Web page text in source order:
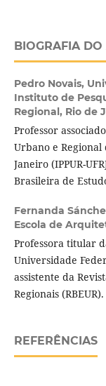
BIOGRAFIA
Pedro Novais,
Instituto de
Regional, Rio de
Professor
Urbano e Regional
Janeiro (IPPUR-
Brasileira de
Fernanda
Escola de
Professora titular
Universidade
assistente da
Regionais (RBEUR).
REFERÊNCIAS